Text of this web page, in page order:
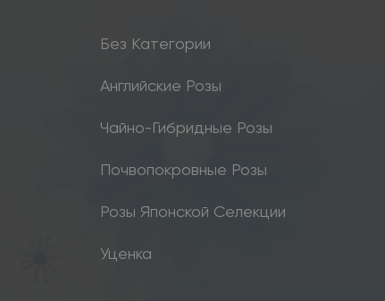
Без Категории
Английские Розы
Чайно-Гибридные Розы
Почвопокровные Розы
Розы Японской Селекции
Уценка